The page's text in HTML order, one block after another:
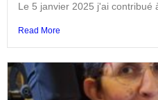
Le 5 janvier 2025 j'ai contribué
Read More